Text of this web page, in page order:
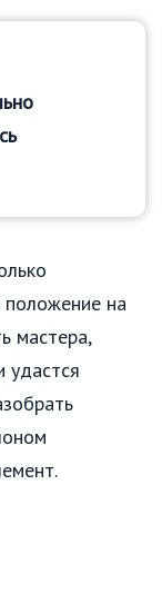
положение на
мастера,
удастся